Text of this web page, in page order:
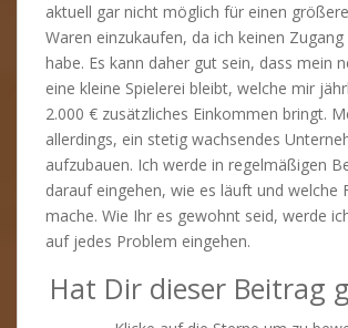
aktuell gar nicht möglich für einen
Waren einzukaufen, da ich keinen
habe. Es kann daher gut sein, dass mein
eine kleine Spielerei bleibt, welche mir
2.000 € zusätzliches Einkommen bringt.
allerdings, ein stetig wachsendes
aufzubauen. Ich werde in regelmäßigen
darauf eingehen, wie es läuft und welche
mache. Wie Ihr es gewohnt seid, werde
auf jedes Problem eingehen.
Hat Dir dieser Beitrag